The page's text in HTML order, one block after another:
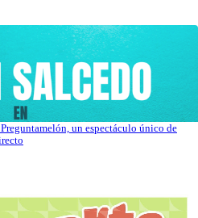
un espectáculo único de